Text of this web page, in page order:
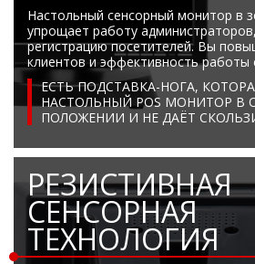
мониторы для
монтажа на стену
Настольный сенсорный монитор в
упрощает работу
регистрацию посетителей. Вы
клиентов и эффективность работы
ЕСТЬ ПОДСТАВКА-НОГА,
НАСТОЛЬНЫЙ POS МОНИТОР В
ПОЛОЖЕНИИ И НЕ ДАЁТ
РЕЗИСТИВНАЯ
СЕНСОРНАЯ
ТЕХНОЛОГИЯ